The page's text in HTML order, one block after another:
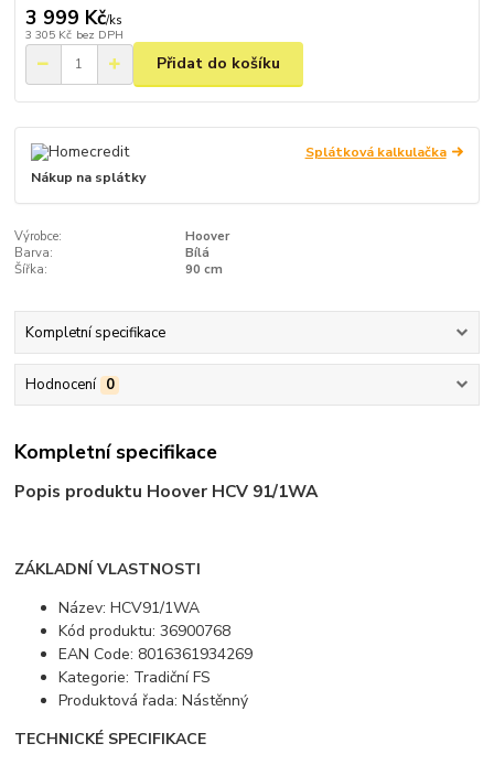
3 999 Kč/ks
3 305 Kč bez DPH
Přidat do košíku
Splátková kalkulačka
Nákup na splátky
Výrobce:
Hoover
Barva:
Bílá
Šířka:
90 cm
Kompletní specifikace
Hodnocení 0
Kompletní specifikace
Popis produktu Hoover HCV 91/1WA
ZÁKLADNÍ VLASTNOSTI
Název: HCV91/1WA
Kód produktu: 36900768
EAN Code: 8016361934269
Kategorie: Tradiční FS
Produktová řada: Nástěnný
TECHNICKÉ SPECIFIKACE